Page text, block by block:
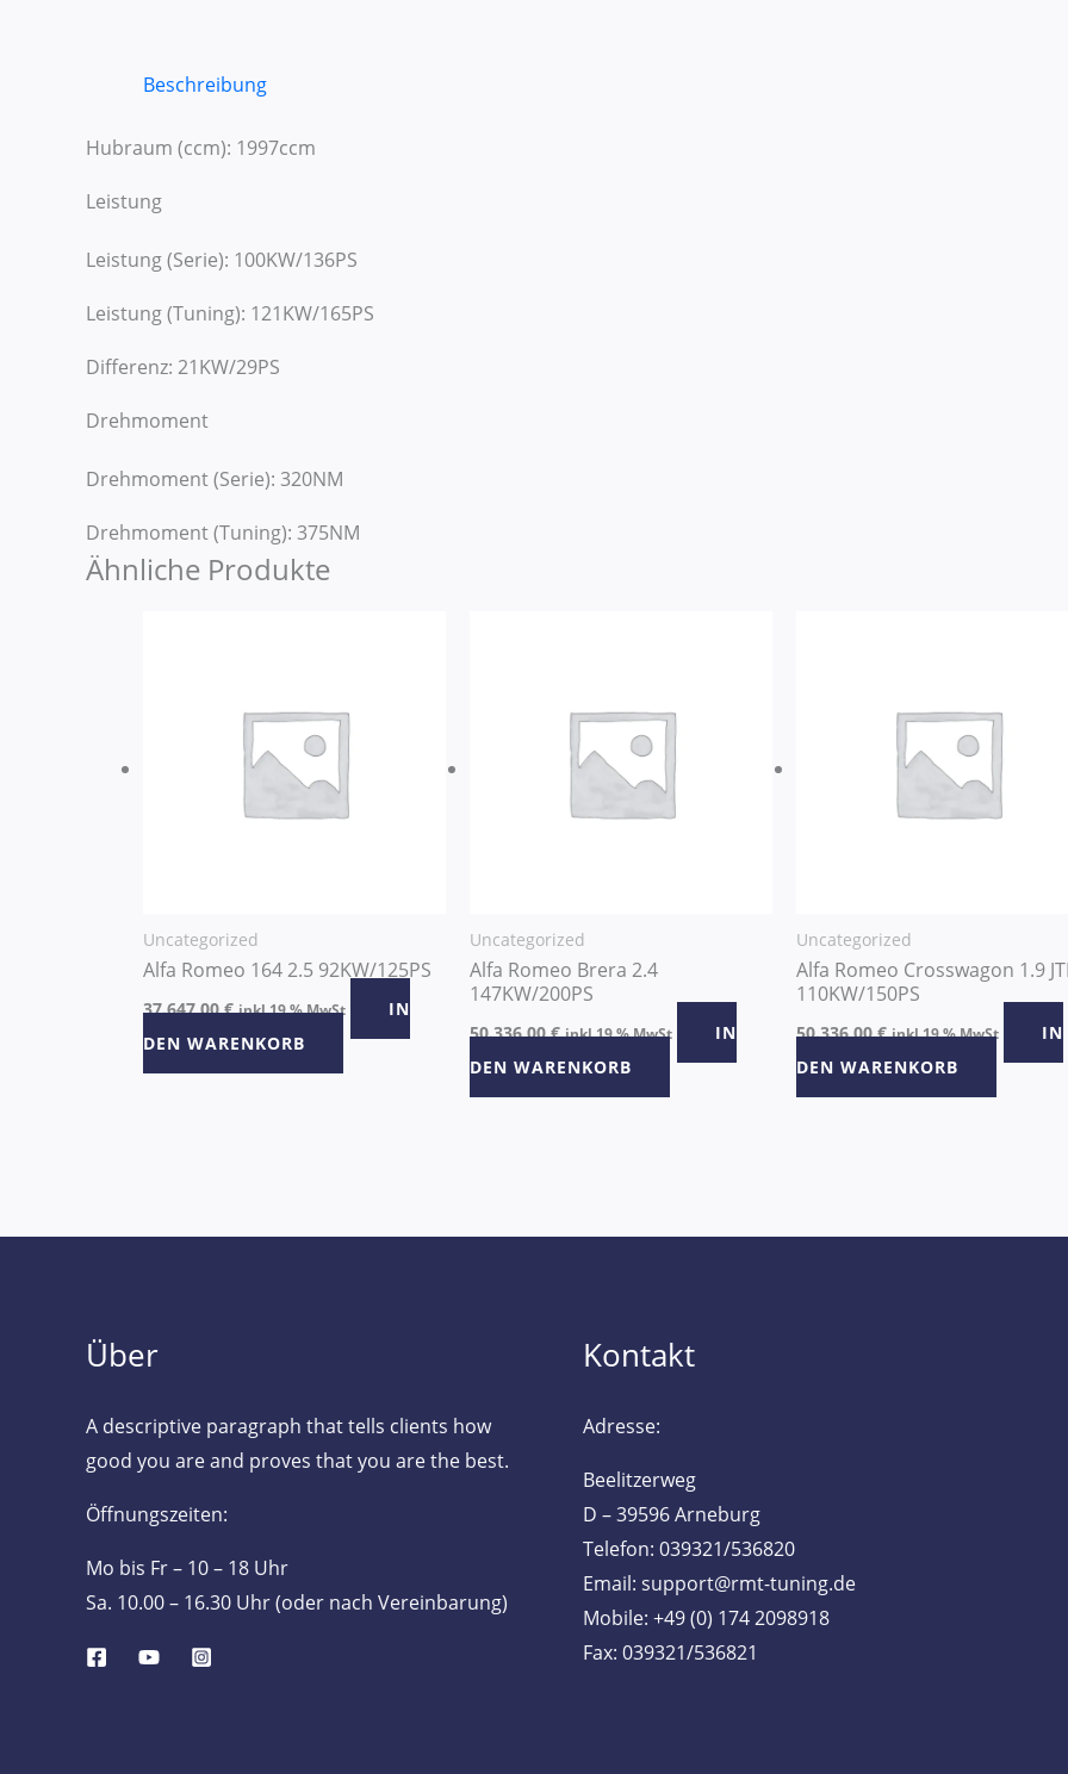
Beschreibung
Hubraum (ccm): 1997ccm
Leistung
Leistung (Serie): 100KW/136PS
Leistung (Tuning): 121KW/165PS
Differenz: 21KW/29PS
Drehmoment
Drehmoment (Serie): 320NM
Drehmoment (Tuning): 375NM
Ähnliche Produkte
Uncategorized
Alfa Romeo 164 2.5 92KW/125PS
37.647,00€ inkl 19 % MwSt
IN
DEN WARENKORB
Uncategorized
Alfa Romeo Brera 2.4
147KW/200PS
50.336,00€ inkl 19 % MwSt
IN
DEN WARENKORB
Uncategorized
Alfa Romeo Crosswagon 1.9
110KW/150PS
50.336,00€ inkl 19 % MwSt
IN
DEN WARENKORB
Über
A descriptive paragraph that tells clients how
good you are and proves that you are the best.
Öffnungszeiten:
Mo bis Fr – 10 – 18 Uhr
Sa. 10.00 – 16.30 Uhr (oder nach Vereinbarung)
Kontakt
Adresse:
Beelitzerweg
D – 39596 Arneburg
Telefon: 039321/536820
Email: support@rmt-tuning.de
Mobile: +49 (0) 174 2098918
Fax: 039321/536821